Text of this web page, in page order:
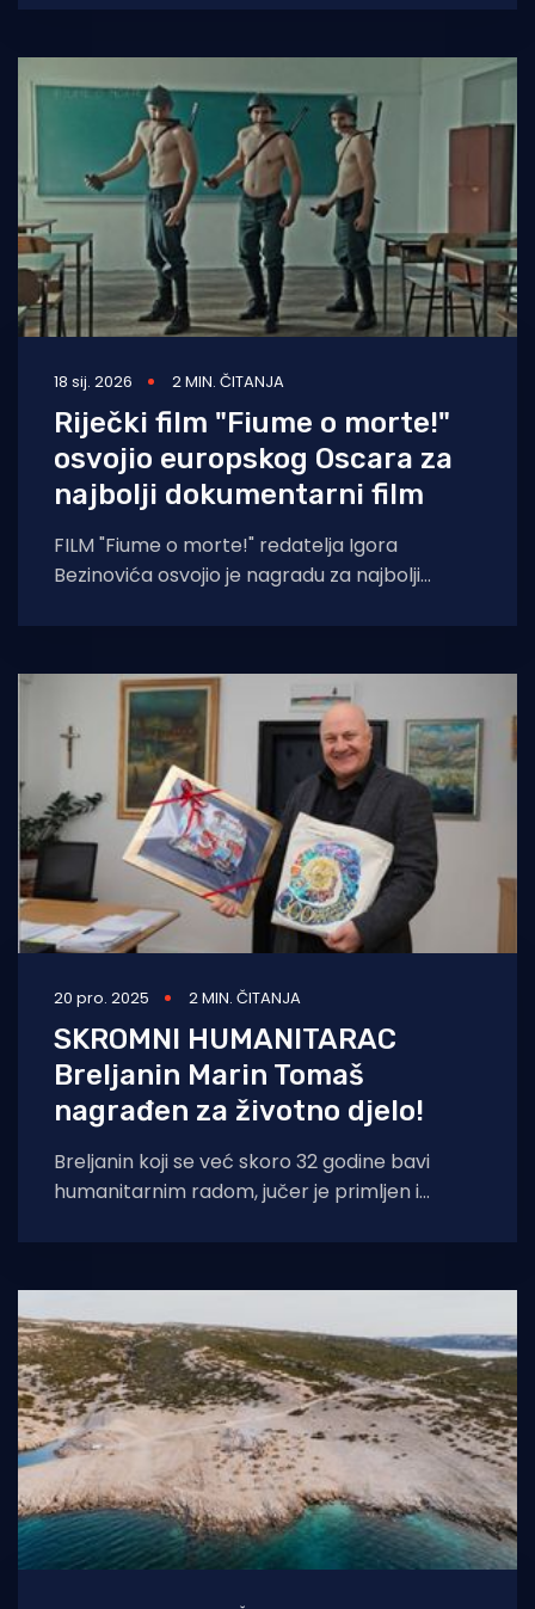
18 sij. 2026 2 MIN. ČITANJA
Riječki film "Fiume o morte!"
osvojio europskog Oscara za
najbolji dokumentarni film
FILM "Fiume o morte!" redatelja Igora
Bezinovića osvojio je nagradu za najbolji
dodjele
20 pro. 2025 2 MIN. ČITANJA
SKROMNI HUMANITARAC
Breljanin Marin Tomaš
nagrađen za životno djelo!
Breljanin koji se već skoro 32 godine bavi
humanitarnim radom, jučer je primljen i
Makarske.